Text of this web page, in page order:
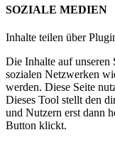
SOZIALE MEDIEN
Inhalte teilen über
Die Inhalte auf unseren
sozialen Netzwerken
werden. Diese Seite
Dieses Tool stellt den
und Nutzern erst dann
Button klickt.